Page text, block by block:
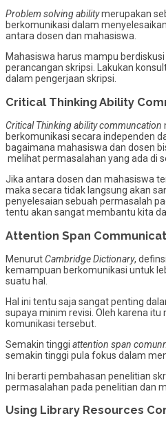
Problem solving abilitymerupakan
berkomunikasi dalam
antara dosen dan mahasiswa.
Mahasiswa harus mampu
perancangan skripsi. Lakukan
dalam pengerjaan skripsi.
Critical Thinking Ability
Critical Thinking ability communcation
berkomunikasi secara independen
bagaimana mahasiswa dan dosen
melihat permasalahan yang ada di
Jika antara dosen dan mahasiswa
maka secara tidak langsung akan
penyelesaian sebuah permasalah
tentu akan sangat membantu kita
Attention Span
Menurut Cambridge Dictionary, definsi
kemampuan berkomunikasi untuk
suatu hal.
Hal ini tentu saja sangat penting
supaya minim revisi. Oleh karena
komunikasi tersebut.
Semakin tinggi attention span
semakin tinggi pula fokus dalam
Ini berarti pembahasan penelitian
permasalahan pada penelitian dan
Using Library Resources